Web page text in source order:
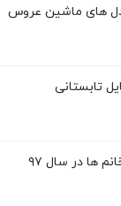
های ماشین عروس
تابستانی
ها در سال ۹۷